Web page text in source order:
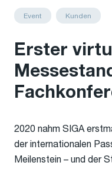
Event Kunden
Erster
2020 nahm SIGA
der internationalen
Meilenstein – und der